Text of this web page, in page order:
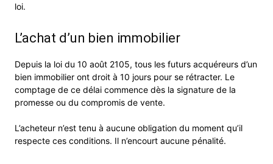
loi.
L’achat d’un bien immobilier
Depuis la loi du 10 août 2105, tous les futurs acquéreurs d’un
bien immobilier ont droit à 10 jours pour se rétracter. Le
comptage de ce délai commence dès la signature de la
promesse ou du compromis de vente.
L’acheteur n’est tenu à aucune obligation du moment qu’il
respecte ces conditions. Il n’encourt aucune pénalité.